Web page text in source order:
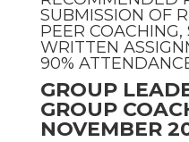
SUBMISSION OF
PEER COACHING,
WRITTEN
90%
GROUP
GROUP
NOVEMBER